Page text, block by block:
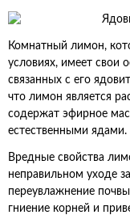
Комнатный лимон,
условиях, имеет свои
связанных с его
что лимон является
содержат эфирное
естественными ядами.
Вредные свойства
неправильном уходе
переувлажнение
гниение корней и